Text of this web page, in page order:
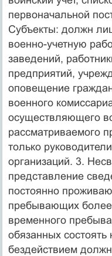
первоначальной
Субъекты: должн
военно-учетную
заведений,
предприятий,
оповещение
военного
осуществляющего
рассматриваемого
только
организаций. 3.
представление
постоянно
пребывающих более
временного
обязанных состоять
бездействием